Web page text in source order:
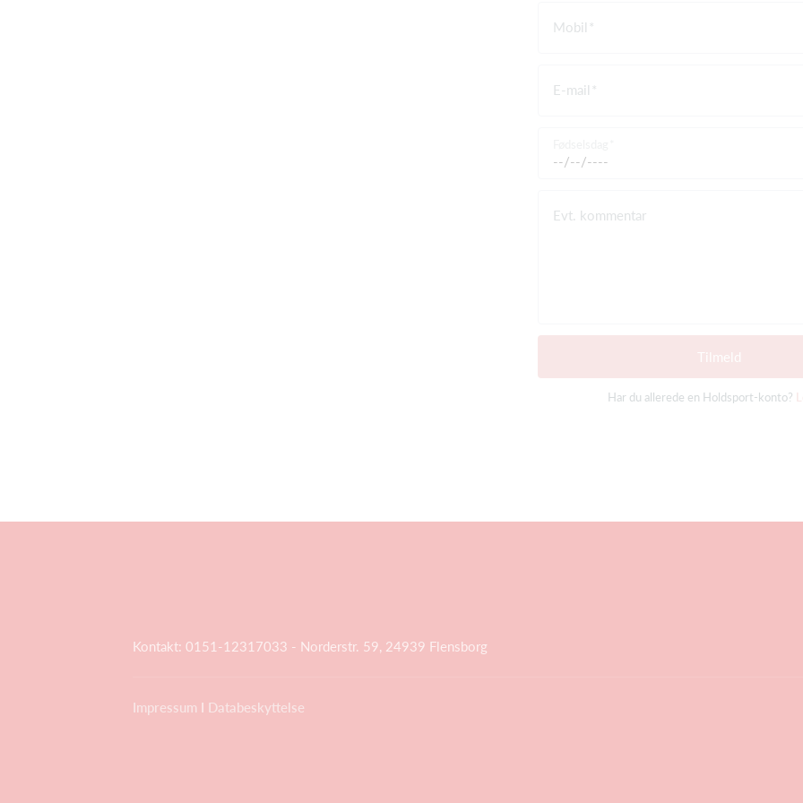
Mobil
E-mail
Evt. kommentar
Tilmeld
Har du allerede en Holdsport-konto?
Kontakt: 0151-12317033 - Norderstr. 59, 24939 Flensborg
Impressum I Databeskyttelse